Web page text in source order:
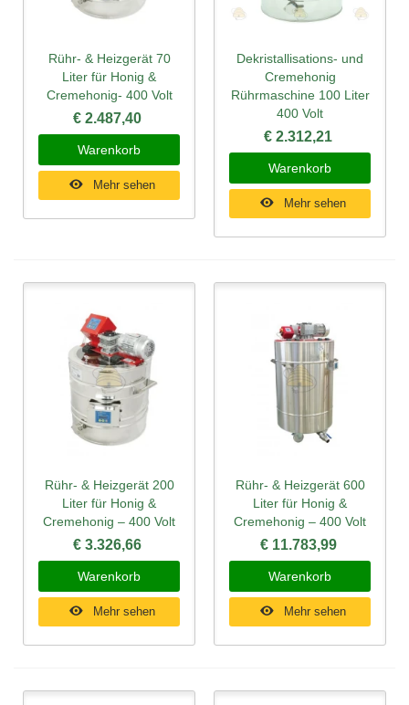
Rühr- & Heizgerät 70
Liter für Honig &
Cremehonig- 400 Volt
€ 2.487,40
Warenkorb
Mehr sehen
Dekristallisations- und
Cremehonig
Rührmaschine 100 Liter
400 Volt
€ 2.312,21
Warenkorb
Mehr sehen
Rühr- & Heizgerät 200
Liter für Honig &
Cremehonig – 400 Volt
€ 3.326,66
Warenkorb
Mehr sehen
Rühr- & Heizgerät 600
Liter für Honig &
Cremehonig – 400 Volt
€ 11.783,99
Warenkorb
Mehr sehen